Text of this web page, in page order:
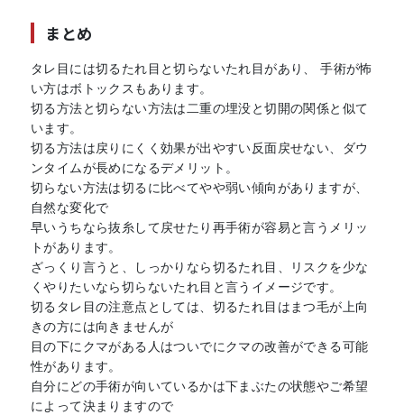
まとめ
タレ目には切るたれ目と切らないたれ目があり、 手術が怖
い方はボトックスもあります。
切る方法と切らない方法は二重の埋没と切開の関係と似て
います。
切る方法は戻りにくく効果が出やすい反面戻せない、ダウ
ンタイムが長めになるデメリット。
切らない方法は切るに比べてやや弱い傾向がありますが、
自然な変化で
早いうちなら抜糸して戻せたり再手術が容易と言うメリッ
トがあります。
ざっくり言うと、しっかりなら切るたれ目、リスクを少な
くやりたいなら切らないたれ目と言うイメージです。
切るタレ目の注意点としては、切るたれ目はまつ毛が上向
きの方には向きませんが
目の下にクマがある人はついでにクマの改善ができる可能
性があります。
自分にどの手術が向いているかは下まぶたの状態やご希望
によって決まりますので